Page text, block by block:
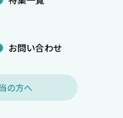
お問い合わせ
の方へ